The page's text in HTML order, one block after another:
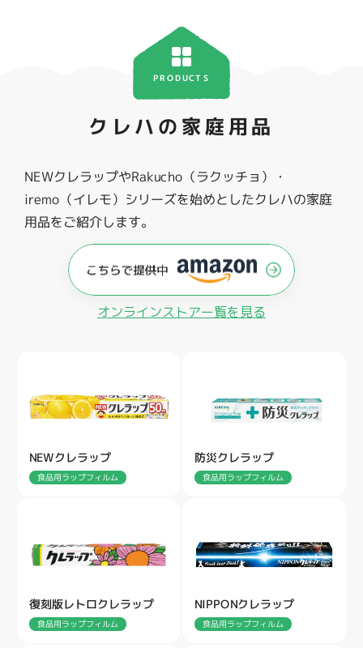
PRODUCTS
クレハの家庭用品
NEWクレラップやRakucho（ラクッチョ）・
iremo（イレモ）シリーズを始めとしたクレハの家庭
用品をご紹介します。
オンラインストアー覧を見る
NEWクレラップ
食品用ラップフィルム
防災クレラップ
食品用ラップフィルム
復刻版レトロクレラップ
食品用ラップフィルム
NIPPONクレラップ
食品用ラップフィルム